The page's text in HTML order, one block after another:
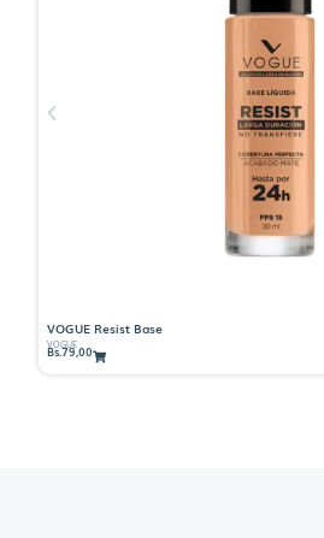
VOGUE Resist Base
VOGUE
Bs.79,00